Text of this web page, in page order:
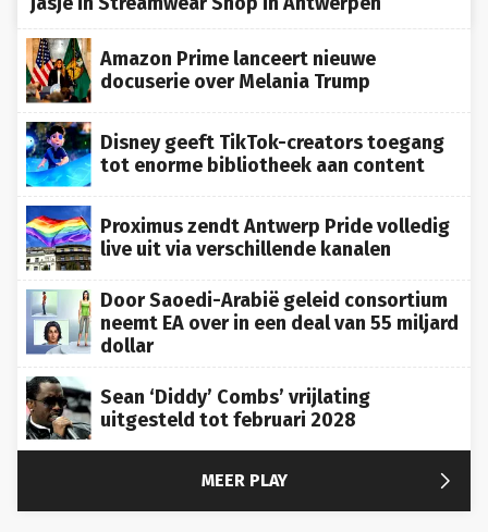
docuserie over Melania Trump
tot enorme bibliotheek aan content
live uit via verschillende kanalen
neemt EA over in een deal van 55 miljard
dollar
uitgesteld tot februari 2028